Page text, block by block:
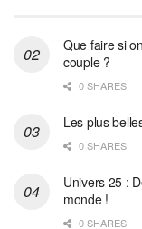
Que faire si
couple ?
0 SHARES
Les plus
0 SHARES
Univers 25 :
monde !
0 SHARES